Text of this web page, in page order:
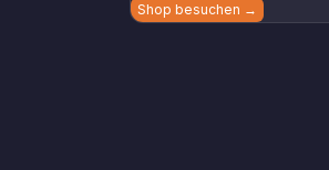
Shop besuchen →